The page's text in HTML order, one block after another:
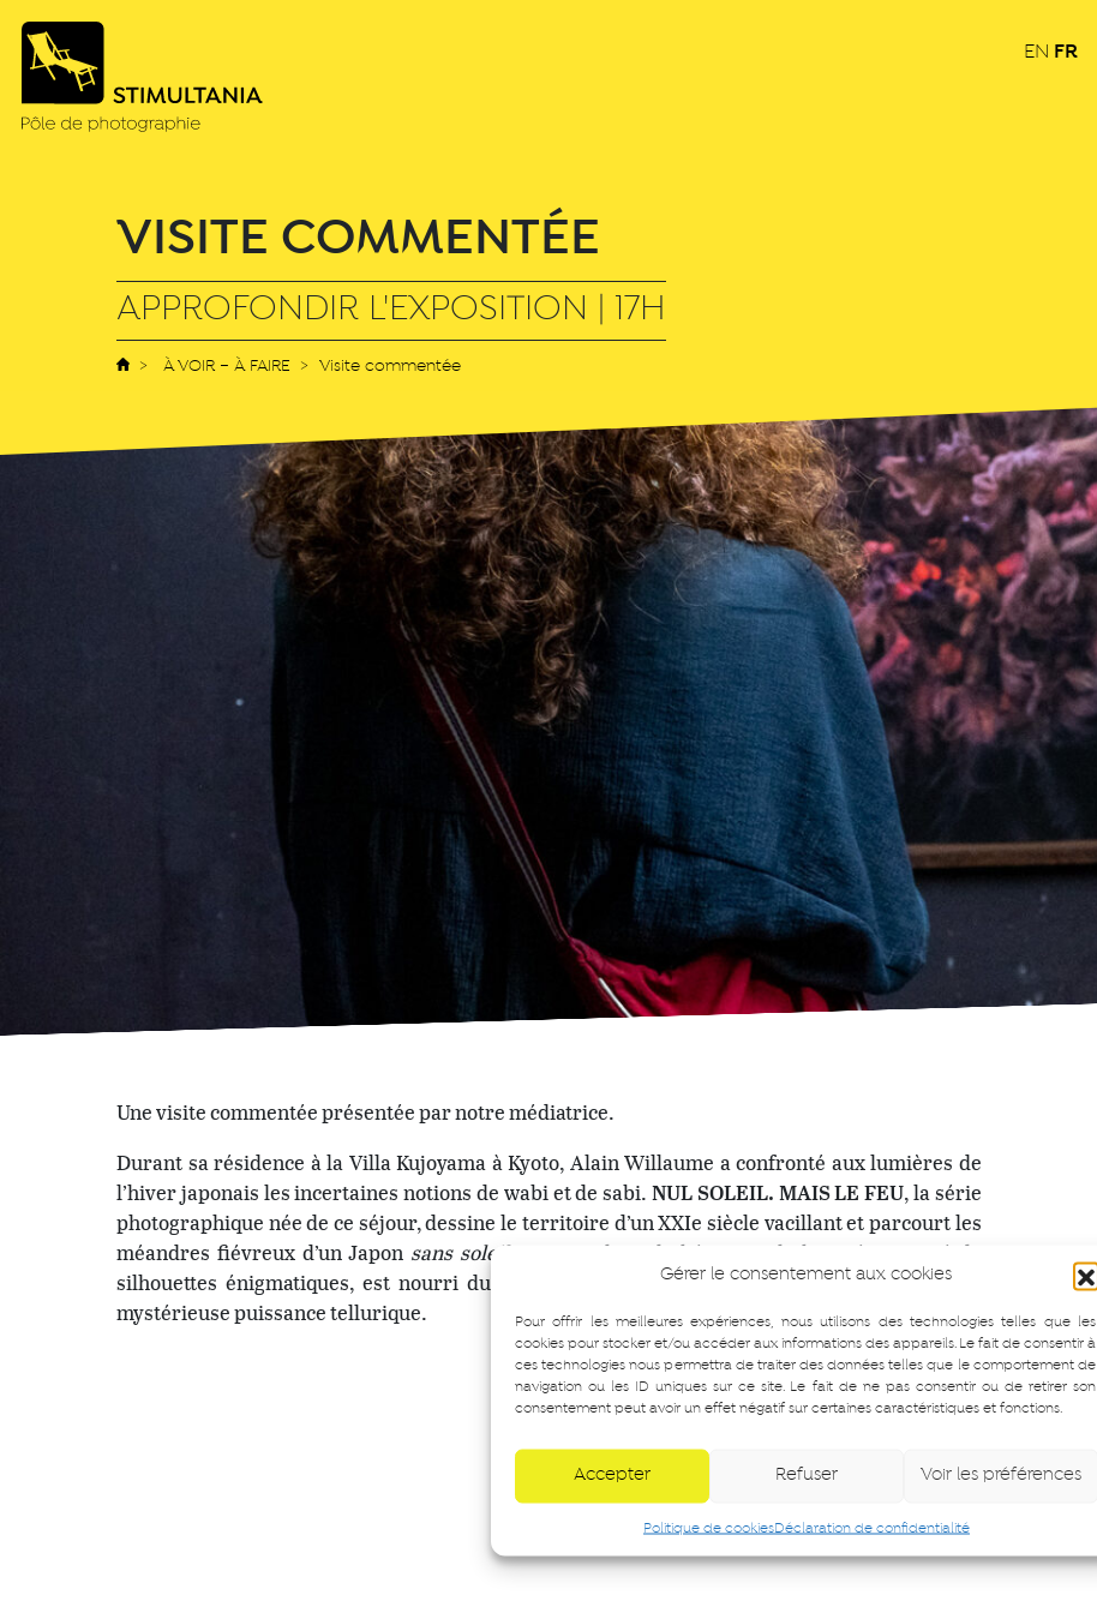
Gérer le consentement aux cookies
Pour offrir les meilleures expériences, nous utilisons des technologies telles que les
cookies pour stocker et/ou accéder aux informations des appareils. Le fait de consentir à
ces technologies nous permettra de traiter des données telles que le comportement de
navigation ou les ID uniques sur ce site. Le fait de ne pas consentir ou de retirer son
consentement peut avoir un effet négatif sur certaines caractéristiques et fonctions.
Accepter Refuser Voir les préférences
Politique de cookiesDéclaration de confidentialité
EN FR
VISITE COMMENTÉE
APPROFONDIR L'EXPOSITION | 17H
À VOIR – À FAIRE Visite commentée
Une visite commentée présentée par notre médiatrice.
Durant sa résidence à la Villa Kujoyama à Kyoto, Alain Willaume a confronté aux lumières de
l’hiver japonais les incertaines notions de wabi et de sabi. NUL SOLEIL. MAIS LE FEU, la série
photographique née de ce séjour, dessine le territoire d’un XXIe siècle vacillant et parcourt les
méandres fiévreux d’un Japon sans soleil. Ce travail sur la béance et la beauté, ponctué de
silhouettes énigmatiques, est nourri du tremblement des certitudes, dans les ondes d’une
mystérieuse puissance tellurique.